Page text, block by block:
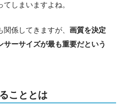
しまいますよね。
係してきますが、 画質を決定
ーサイズが最も重要だという
こととは